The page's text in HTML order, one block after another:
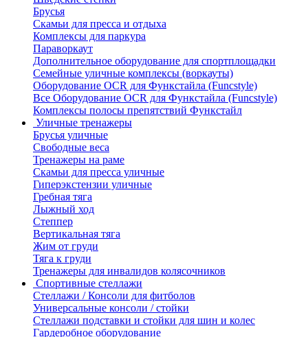
Брусья
Скамьи для пресса и отдыха
Комплексы для паркура
Параворкаут
Дополнительное оборудование для спортплощадки
Семейные уличные комплексы (воркауты)
Оборудование OCR для Функстайла (Funcstyle)
Все Оборудование OCR для Функстайла (Funcstyle)
Комплексы полосы препятствий Функстайл
Уличные тренажеры
Брусья уличные
Свободные веса
Тренажеры на раме
Скамьи для пресса уличные
Гиперэкстензии уличные
Гребная тяга
Лыжный ход
Степпер
Вертикальная тяга
Жим от груди
Тяга к груди
Тренажеры для инвалидов колясочников
Спортивные стеллажи
Стеллажи / Консоли для фитболов
Универсальные консоли / стойки
Стеллажи подставки и стойки для шин и колес
Гардеробное оборудование